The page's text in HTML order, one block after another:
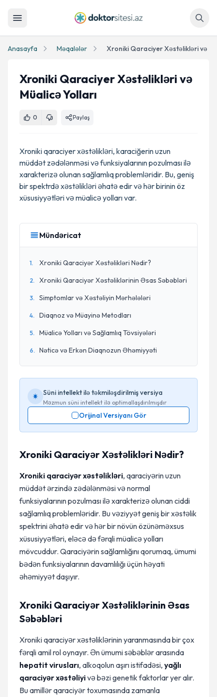
Anasayfa Məqalələr Xroniki Qaraciyer Xəstəlikləri və
Xroniki Qaraciyer Xəstəlikləri və
Müalicə Yolları
0 Paylaş
Xroniki qaraciyer xəstəlikləri, karaciğerin uzun
müddət zədələnməsi və funksiyalarının pozulması ilə
xarakterizə olunan sağlamlıq problemləridir. Bu, geniş
bir spektrdə xəstəlikləri əhatə edir və hər birinin öz
xüsusiyyətləri və müalicə yolları var.
Mündəricat
1. Xroniki Qaraciyər Xəstəlikləri Nədir?
2. Xroniki Qaraciyər Xəstəliklərinin Əsas Səbəbləri
3. Simptomlar və Xəstəliyin Mərhələləri
4. Diaqnoz və Müayinə Metodları
5. Müalicə Yolları və Sağlamlıq Tövsiyələri
6. Nəticə və Erkən Diaqnozun Əhəmiyyəti
Süni intellekt ilə təkmiləşdirilmiş versiya
Məzmun süni intellekt ilə optimallaşdırılmışdır
Orijinal Versiyanı Gör
Xroniki Qaraciyər Xəstəlikləri Nədir?
Xroniki qaraciyər xəstəlikləri, qaraciyərin uzun
müddət ərzində zədələnməsi və normal
funksiyalarının pozulması ilə xarakterizə olunan ciddi
sağlamlıq problemləridir. Bu vəziyyət geniş bir xəstəlik
spektrini əhatə edir və hər bir növün özünəməxsus
xüsusiyyətləri, eləcə də fərqli müalicə yolları
mövcuddur. Qaraciyərin sağlamlığını qorumaq, ümumi
bədən funksiyalarının davamlılığı üçün həyati
əhəmiyyət daşıyır.
Xroniki Qaraciyər Xəstəliklərinin Əsas
Səbəbləri
Xroniki qaraciyər xəstəliklərinin yaranmasında bir çox
fərqli amil rol oynayır. Ən ümumi səbəblər arasında
hepatit virusları, alkoqolun aşırı istifadəsi, yağlı
qaraciyər xəstəliyivə bəzi genetik faktorlar yer alır.
Bu amillər qaraciyər toxumasında zamanla